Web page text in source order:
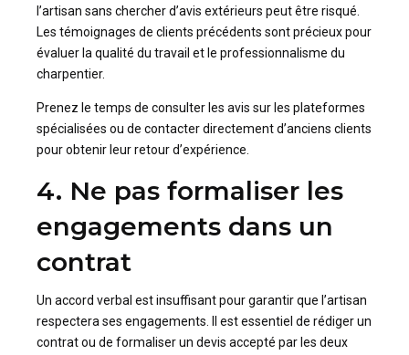
l’artisan sans chercher d’avis extérieurs peut être risqué.
Les témoignages de clients précédents sont précieux pour
évaluer la qualité du travail et le professionnalisme du
charpentier.
Prenez le temps de consulter les avis sur les plateformes
spécialisées ou de contacter directement d’anciens clients
pour obtenir leur retour d’expérience.
4. Ne pas formaliser les
engagements dans un
contrat
Un accord verbal est insuffisant pour garantir que l’artisan
respectera ses engagements. Il est essentiel de rédiger un
contrat ou de formaliser un devis accepté par les deux